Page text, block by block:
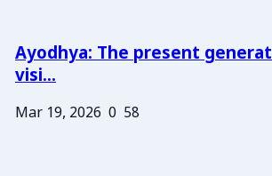
Ayodhya: The present
visi...
Mar 19, 2026 0 58